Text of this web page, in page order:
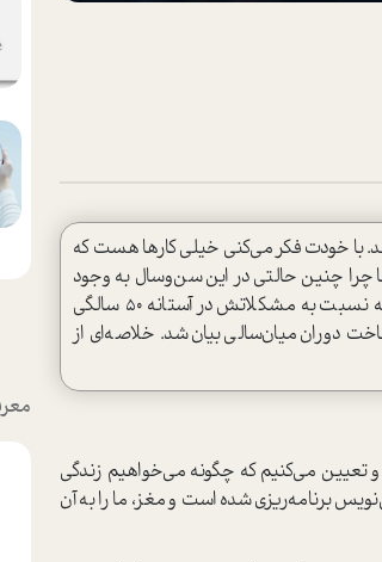
با خودت فکر می‌کنی خیلی کارها هست که
چرا چنین حالتی در این سن‌وسال به وجود
می‌آید؟ دکتر «فرهنگ هلاکویی» در برنامه‌ای تلویزیونی در پاسخ به فردی که نسبت به مشکلاتش در آستانه 50 سالگی
دوران میان‌سالی بیان شد. خلاصه‌ای از
و تعیین می‌کنیم که چگونه می‌خواهیم زندگی
برنامه‌ریزی شده است و مغز، ما را به آن